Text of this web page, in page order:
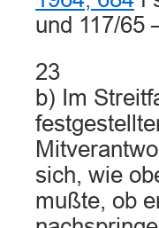
und 117/65
23
b) Im
sich, wie
mußte, ob